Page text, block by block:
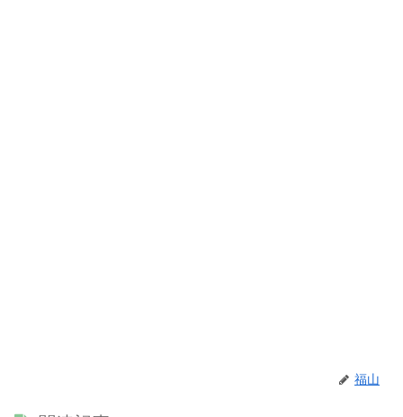
福山